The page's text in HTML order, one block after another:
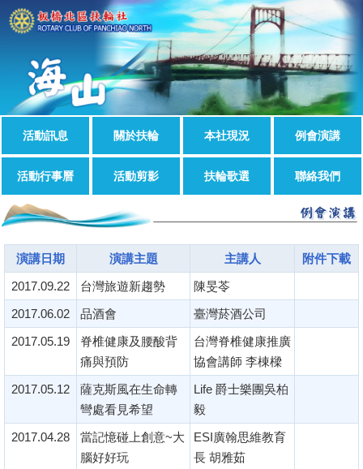
活動訊息 關於扶輪 本社現況 例會演講
活動行事曆 活動剪影 扶輪歌選 聯絡我們
演講日期 演講主題 主講人
附件下載
2017.09.22
台灣旅遊新趨勢
陳旻苓
2017.06.02
品酒會
臺灣菸酒公司
2017.05.19
脊椎健康及腰酸背
痛與預防
台灣脊椎健康推廣
協會講師 李棟樑
2017.05.12
薩克斯風在生命轉
彎處看見希望
Life 爵士樂團吳柏
毅
2017.04.28
當記憶碰上創意~大
腦好好玩
ESI廣翰思維教育
長 胡雅茹